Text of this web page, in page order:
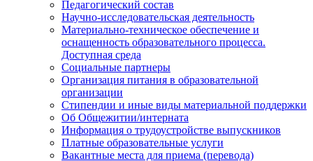
Педагогический состав
Научно-исследовательская деятельность
Материально-техническое обеспечение и
оснащенность образовательного процесса.
Доступная среда
Социальные партнеры
Организация питания в образовательной
организации
Стипендии и иные виды материальной поддержки
Об Общежитии/интерната
Информация о трудоустройстве выпускников
Платные образовательные услуги
Вакантные места для приема (перевода)